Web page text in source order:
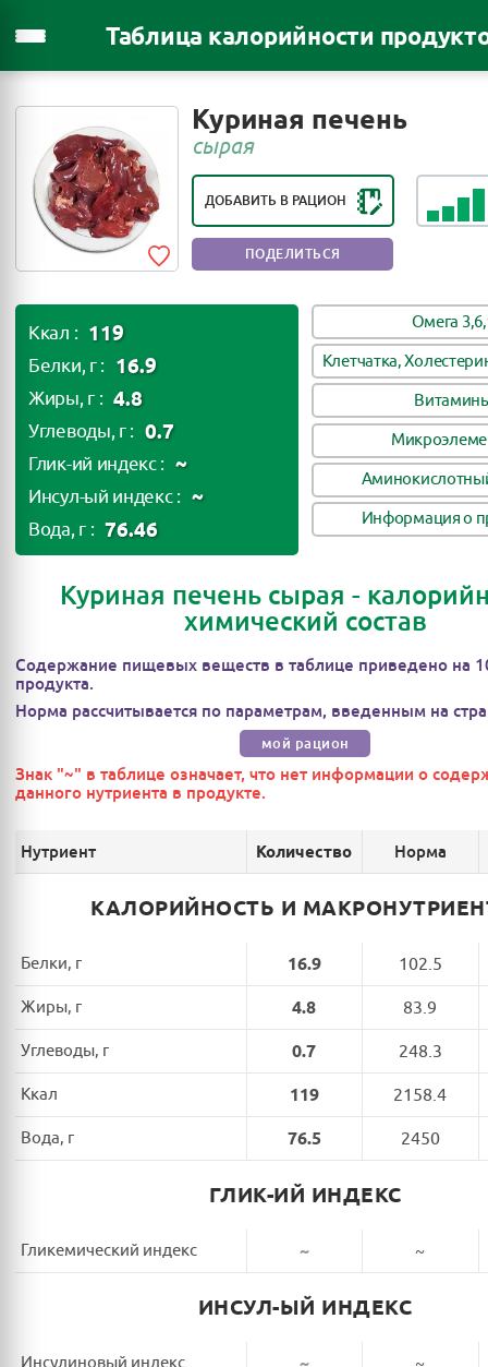
Таблица калорийности
Куриная печень
сырая
ДОБАВИТЬ В РАЦИОН
ПОЛЕЗНЫЙ ПРОДУКТ
ПОДЕЛИТЬСЯ
Ккал : 119
Белки, г : 16.9
Жиры, г : 4.8
Углеводы, г : 0.7
Глик-ий индекс : ~
Инсул-ый индекс : ~
Вода, г : 76.46
Омега
Клетчатка,
Информация о
Куриная печень сырая -
химический состав
Содержание пищевых веществ в таблице приведено на
продукта.
Норма рассчитывается по параметрам, введенным на
мой рацион
Знак "~" в таблице означает, что нет информации о
данного нутриента в продукте.
Нутриент Количество Норма
КАЛОРИЙНОСТЬ И
Белки, г 16.9 102.5
Жиры, г 4.8 83.9
Углеводы, г 0.7 248.3
Ккал 119 2158.4
Вода, г 76.5 2450
ГЛИК-ИЙ ИНДЕКС
Гликемический индекс ~ ~
ИНСУЛ-ЫЙ ИНДЕКС
Инсулиновый индекс ~